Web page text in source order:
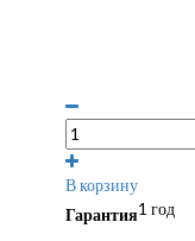
В корзину
Гарантия1 год